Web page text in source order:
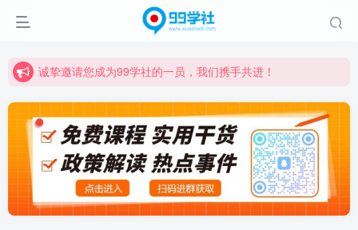
诚挚邀请您成为99学社的一员，我们携手共进！
诚挚邀请您成为99学社的一员，我们携手共进！
学习路上不孤独，99学社与你同行！分享全网优质VIP资源，炒股教程、创业教程、网络营销教程、自媒体短视频教程等，长期更新各大精品创业项目！